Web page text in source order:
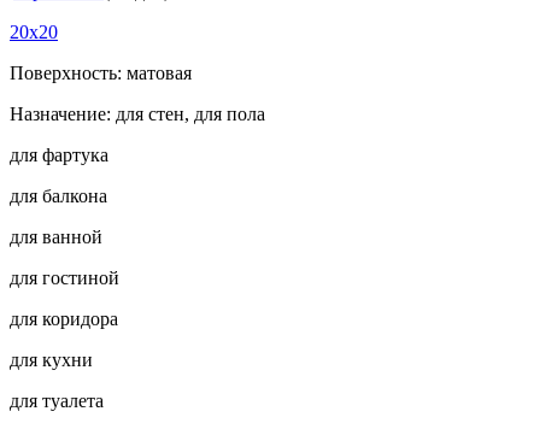
20x20
Поверхность: матовая
Назначение: для стен, для пола
для фартука
для балкона
для ванной
для гостиной
для коридора
для кухни
для туалета